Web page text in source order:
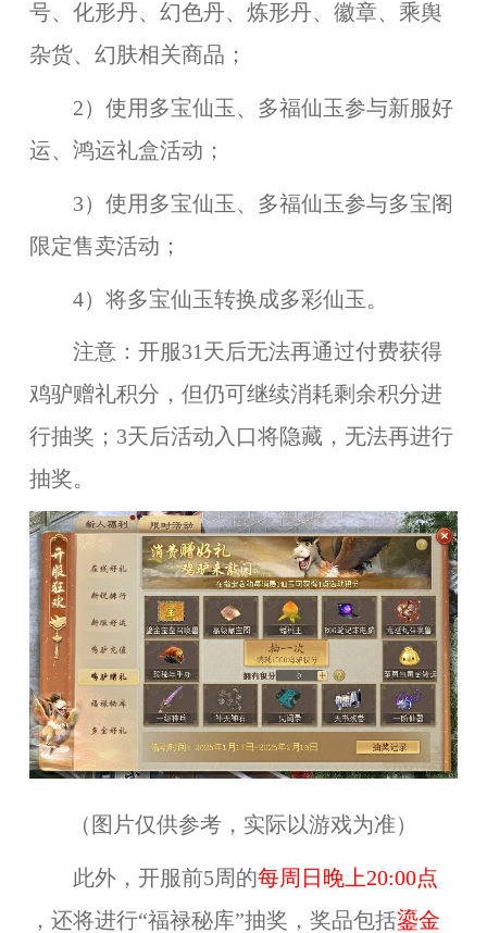
号、化形丹、幻色丹、炼形丹、徽章、乘舆
杂货、幻肤相关商品；
2）使用多宝仙玉、多福仙玉参与新服好
运、鸿运礼盒活动；
3）使用多宝仙玉、多福仙玉参与多宝阁
限定售卖活动；
4）将多宝仙玉转换成多彩仙玉。
注意 ：开服31天后无法再通过付费获得
鸡驴赠礼积分，但仍可继续消耗剩余积分进
行抽奖；3天后活动入口将隐藏，无法再进行
抽奖。
（图片仅供参考，实际以游戏为准）
此外，开服前5周的每周日晚上20:00点
，还将进行“福禄秘库”抽奖，奖品包括鎏金